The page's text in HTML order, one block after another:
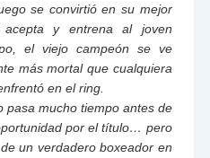
se convirtió en su mejor
y entrena al joven
el viejo campeón se ve
más mortal que cualquiera
en el ring.
pasa mucho tiempo antes de
por el título… pero
un verdadero boxeador en